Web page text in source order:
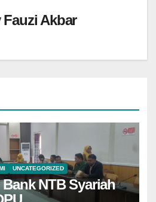
Fauzi Akbar
UNCATEGORIZED
NTB Syariah